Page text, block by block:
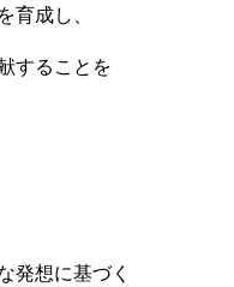
育成し、
することを
発想に基づく